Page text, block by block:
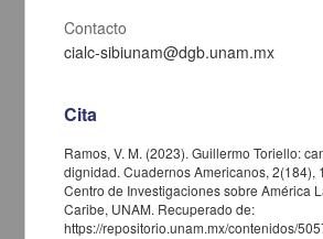
Filippi, Alberto - Centro de Investigaciones
Artes y Humanidades
Contacto
cialc-sibiunam@dgb.unam.mx
Cita
Ramos, V. M. (2023). Guillermo Toriello:
dignidad. Cuadernos Americanos, 2(184),
Centro de Investigaciones sobre América
Caribe, UNAM. Recuperado de:
https://repositorio.unam.mx/contenidos/